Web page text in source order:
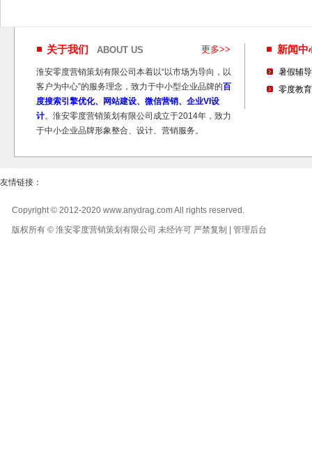
更多>>
关于我们 ABOUT US
淮安零度营销策划有限公司本着以“以市场为导向，以
客户为中心”的服务理念，致力于中小型企业品牌的百
度搜索引擎优化、网站建设、微信营销、企业VI设
计。淮安零度营销策划有限公司成立于2014年，致力
于中小企业品牌形象整合、设计、营销服务。
新闻
暑假辅
零度教
友情链接：
Copyright © 2012-2020 www.anydrag.com All rights reserved.
版权所有 © 淮安零度营销策划有限公司 未经许可 严禁复制 | 管理后台